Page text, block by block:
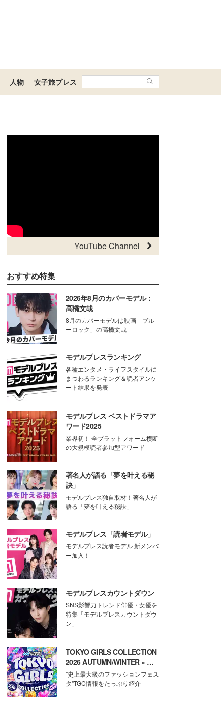
人物 女子旅プレス
YouTube Channel
おすすめ特集
2026年8月のカバーモデル：
高橋文哉
8月のカバーモデルは映画「ブル
ーロック」の高橋文哉
モデルプレスランキング
各種エンタメ・ライフスタイルに
まつわるランキング＆読者アンケ
ート結果を発表
モデルプレス ベストドラマア
ワード2025
業界初！ 全プラットフォーム横断
の大規模読者参加型アワード
著名人が語る「夢を叶える秘
訣」
モデルプレス独自取材！著名人が
語る「夢を叶える秘訣」
モデルプレス「読者モデル」
モデルプレス読者モデル 新メンバ
ー加入！
モデルプレスカウントダウン
SNS影響力トレンド俳優・女優を
特集「モデルプレスカウントダウ
ン」
TOKYO GIRLS COLLECTION
2026 AUTUMN/WINTER × モ
デルプレス
"史上最大級のファッションフェス
タ"TGC情報をたっぷり紹介